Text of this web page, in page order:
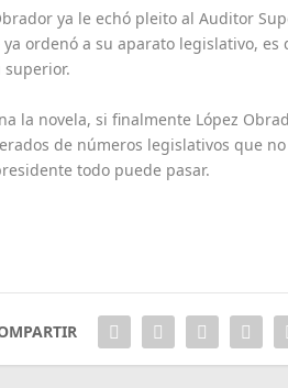
ya le echó pleito al Auditor
ordenó a su aparato legislativo,
la novela, si finalmente López
de números legislativos que
todo puede pasar.